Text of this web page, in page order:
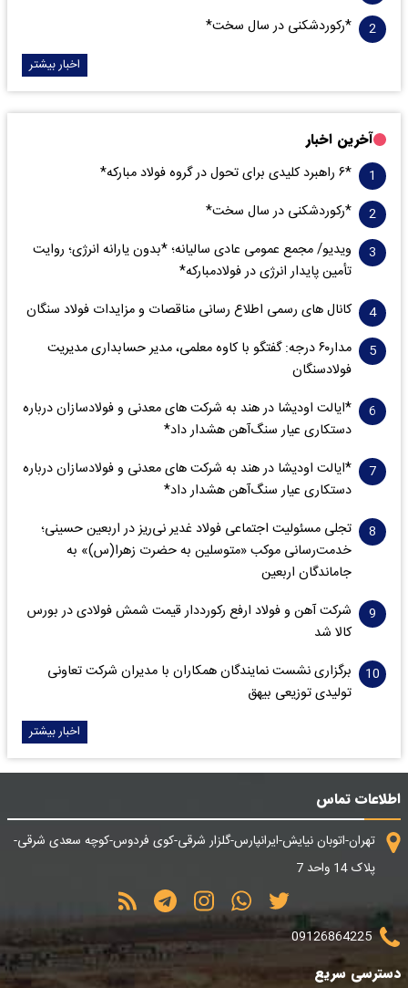
*رکوردشکنی در سال سخت*
اخبار بیشتر
آخرین اخبار
*۶ راهبرد کلیدی برای تحول در گروه فولاد مبارکه*
*رکوردشکنی در سال سخت*
ویدیو/ مجمع عمومی عادی سالیانه؛ *بدون یارانه انرژی؛ روایت
تأمین پایدار انرژی در فولادمبارکه*
کانال های رسمی اطلاع رسانی مناقصات و مزایدات فولاد سنگان
مدار‌۶٠ درجه: گفتگو با کاوه معلمی، مدیر حسابداری مدیریت
فولادسنگان
*ایالت اودیشا در هند به شرکت های معدنی و فولادسازان درباره
دستکاری عیار سنگ‌آهن هشدار داد*
*ایالت اودیشا در هند به شرکت های معدنی و فولادسازان درباره
دستکاری عیار سنگ‌آهن هشدار داد*
تجلی مسئولیت اجتماعی فولاد غدیر نی‌ریز در اربعین حسینی؛
خدمت‌رسانی موکب «متوسلین به حضرت زهرا(س)» به
جاماندگان اربعین
شرکت آهن و فولاد ارفع رکورددار قیمت شمش فولادی در بورس
کالا شد
برگزاری نشست نمایندگان همکاران با مدیران شرکت تعاونی
تولیدی توزیعی بیهق
اخبار بیشتر
اطلاعات تماس
تهران-اتوبان نیایش-ایرانپارس-گلزار شرقی-کوی فردوس-کوچه سعدی شرقی-
پلاک 14 واحد 7
09126864225
دسترسی سریع